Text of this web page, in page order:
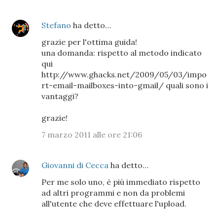
Stefano ha detto…
grazie per l'ottima guida!
una domanda: rispetto al metodo indicato
qui
http://www.ghacks.net/2009/05/03/impo
rt-email-mailboxes-into-gmail/ quali sono i
vantaggi?
grazie!
7 marzo 2011 alle ore 21:06
Giovanni di Cecca ha detto…
Per me solo uno, è più immediato rispetto
ad altri programmi e non da problemi
all'utente che deve effettuare l'upload.